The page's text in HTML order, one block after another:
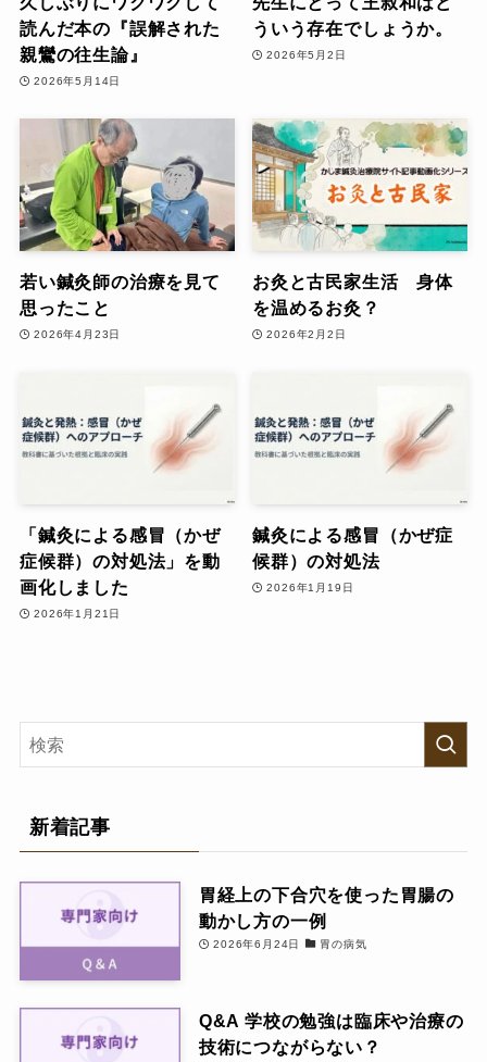
読んだ本の『誤解された
親鸞の往生論』
2026年5月14日
ういう存在でしょうか。
2026年5月2日
若い鍼灸師の治療を見て
思ったこと
2026年4月23日
お灸と古民家生活 身体
を温めるお灸？
2026年2月2日
「鍼灸による感冒（かぜ
症候群）の対処法」を動
画化しました
2026年1月21日
鍼灸による感冒（かぜ症
候群）の対処法
2026年1月19日
新着記事
胃経上の下合穴を使った胃腸の
動かし方の一例
2026年6月24日 胃の病気
Q&A 学校の勉強は臨床や治療の
技術につながらない？